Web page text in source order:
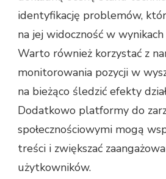
identyfikację problemów,
na jej widoczność w
Warto również korzystać z
monitorowania pozycji w
na bieżąco śledzić efekty
Dodatkowo platformy do
społecznościowymi mogą
treści i zwiększać
użytkowników.